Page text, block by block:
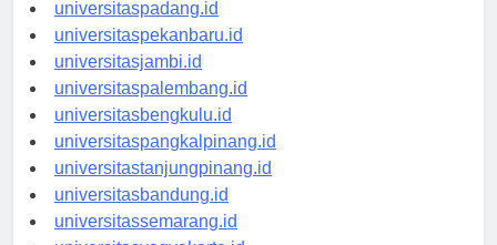
universitaspadang.id
universitaspekanbaru.id
universitasjambi.id
universitaspalembang.id
universitasbengkulu.id
universitaspangkalpinang.id
universitastanjungpinang.id
universitasbandung.id
universitassemarang.id